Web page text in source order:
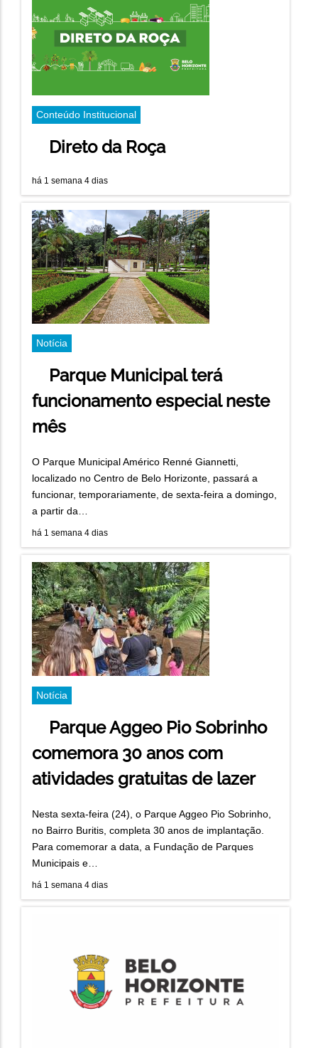
Conteúdo Institucional
Direto da Roça
há 1 semana 4 dias
Notícia
Parque Municipal terá
funcionamento especial neste
mês
O Parque Municipal Américo Renné Giannetti,
localizado no Centro de Belo Horizonte, passará a
funcionar, temporariamente, de sexta-feira a domingo,
a partir da…
há 1 semana 4 dias
Notícia
Parque Aggeo Pio Sobrinho
comemora 30 anos com
atividades gratuitas de lazer
Nesta sexta-feira (24), o Parque Aggeo Pio Sobrinho,
no Bairro Buritis, completa 30 anos de implantação.
Para comemorar a data, a Fundação de Parques
Municipais e…
há 1 semana 4 dias